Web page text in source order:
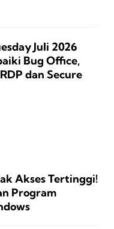
Juli 2026
Bug Office,
dan Secure
Akses Tertinggi!
Program